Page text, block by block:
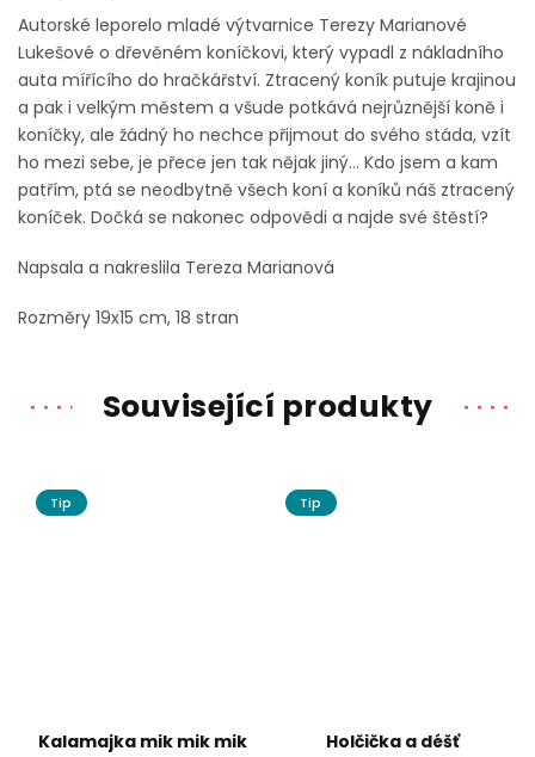
Autorské leporelo mladé výtvarnice Terezy Marianové
Lukešové o dřevěném koníčkovi, který vypadl z nákladního
auta mířícího do hračkářství. Ztracený koník putuje krajinou
a pak i velkým městem a všude potkává nejrůznější koně i
koníčky, ale žádný ho nechce přijmout do svého stáda, vzít
ho mezi sebe, je přece jen tak nějak jiný… Kdo jsem a kam
patřím, ptá se neodbytně všech koní a koníků náš ztracený
koníček. Dočká se nakonec odpovědi a najde své štěstí?
Napsala a nakreslila Tereza Marianová
Rozměry 19x15 cm, 18 stran
Související produkty
Tip
Kalamajka mik mik mik
Tip
Holčička a déšť